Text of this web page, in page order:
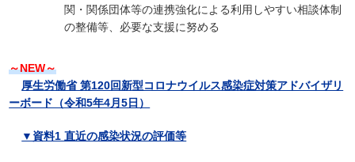
関・関係団体等の連携強化による利用しやすい相談体制
の整備等、必要な支援に努める
～NEW～
厚生労働省 第120回新型コロナウイルス感染症対策アドバイザリ
ーボード（令和5年4月5日）
▼資料1 直近の感染状況の評価等